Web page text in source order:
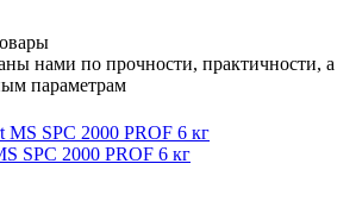
нами по прочности, практичности, а
параметрам
SPC 2000 PROF 6 кг